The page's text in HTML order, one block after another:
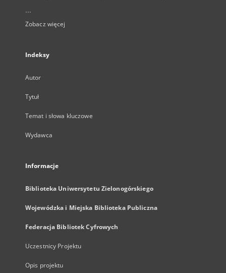
...
Zobacz więcej
Indeksy
Autor
Tytuł
Temat i słowa kluczowe
Wydawca
Informacje
Biblioteka Uniwersytetu Zielonogórskiego
Wojewódzka i Miejska Biblioteka Publiczna
Federacja Bibliotek Cyfrowych
Uczestnicy Projektu
Opis projektu